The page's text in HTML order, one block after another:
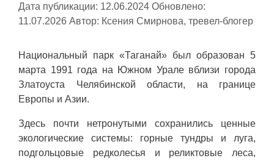
Дата публикации: 12.06.2024 Обновлено:
11.07.2026 Автор: Ксения Смирнова, тревел-блогер
Национальный парк «Таганай» был образован 5
марта 1991 года на Южном Урале вблизи города
Златоуста Челябинской области, на границе
Европы и Азии.
Здесь почти нетронутыми сохранились ценные
экологические системы: горные тундры и луга,
подгольцовые редколесья и реликтовые леса,